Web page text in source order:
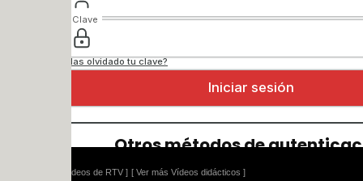
[ Ver más Vídeos didácticos ]